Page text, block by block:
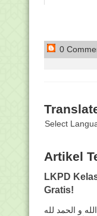
0
Select
Artikel
LKPD
Gratis!
و الحمد لله